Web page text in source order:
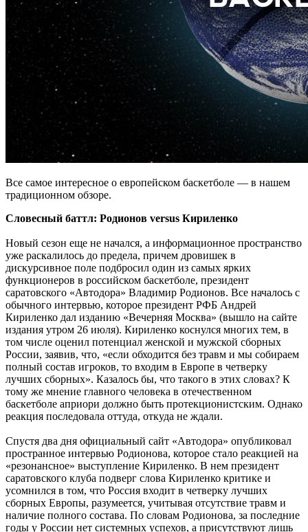
Все самое интересное о европейском баскетболе — в нашем
традиционном обзоре.
Словесный баттл: Родионов versus Кириленко
Новый сезон еще не начался, а информационное пространство
уже раскалилось до предела, причем дровишек в
дискурсивное поле подбросил один из самых ярких
функционеров в российском баскетболе, президент
саратовского «Автодора» Владимир Родионов. Все началось с
обычного интервью, которое президент РФБ Андрей
Кириленко дал изданию «Вечерняя Москва» (вышло на сайте
издания утром 26 июля). Кириленко коснулся многих тем, в
том числе оценил потенциал женской и мужской сборных
России, заявив, что, «если обходится без травм и мы собираем
полный состав игроков, то входим в Европе в четверку
лучших сборных». Казалось бы, что такого в этих словах? К
тому же мнение главного человека в отечественном
баскетболе априори должно быть протекционистским. Однако
реакция последовала оттуда, откуда не ждали.
Спустя два дня официальный сайт «Автодора» опубликовал
пространное интервью Родионова, которое стало реакцией на
«резонансное» выступление Кириленко. В нем президент
саратовского клуба подверг слова Кириленко критике и
усомнился в том, что Россия входит в четверку лучших
сборных Европы, разумеется, учитывая отсутствие травм и
наличие полного состава. По словам Родионова, за последние
годы у России нет системных успехов, а присутствуют лишь